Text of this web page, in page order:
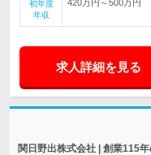
初年度
年収
420万円～500万円
求人詳細を見る
関日野出株式会社 | 創業115